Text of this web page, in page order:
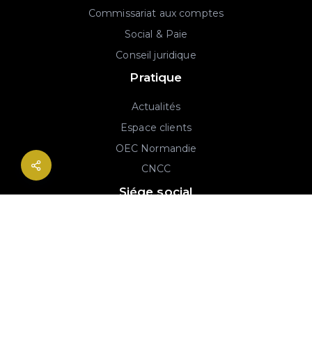
Commissariat aux comptes
Social & Paie
Conseil juridique
Pratique
Actualités
Espace clients
OEC Normandie
CNCC
Siége social